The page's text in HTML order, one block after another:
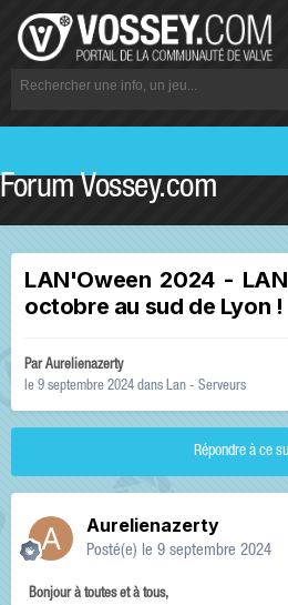
Forum Vossey.com
LAN'Oween 2024 -
octobre au sud de Lyon !
ParAurelienazerty
le 9 septembre 2024 dans Lan - Serveurs
Répondre à ce
Aurelienazerty
Posté(e) le 9 septembre 2024
Bonjour à toutes et à tous,